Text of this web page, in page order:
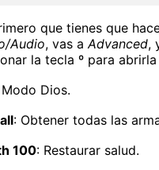
que tienes que
Audio, vas a Advanced,
la tecla º para
Modo Dios.
: Obtener todas las
100: Restaurar salud.